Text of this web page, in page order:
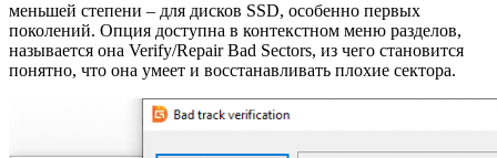
меньшей степени – для дисков SSD, особенно первых
поколений. Опция доступна в контекстном меню разделов,
называется она Verify/Repair Bad Sectors, из чего становится
понятно, что она умеет и восстанавливать плохие сектора.